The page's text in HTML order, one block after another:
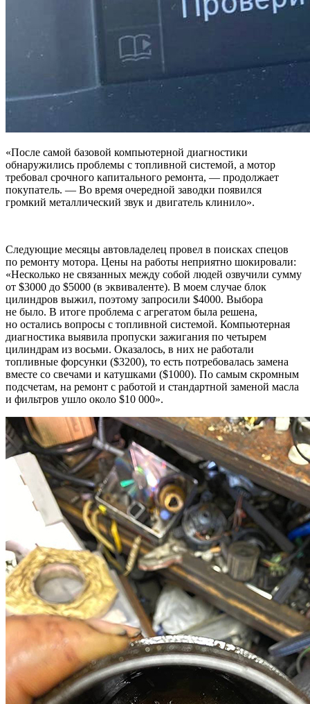
«После самой базовой компьютерной диагностики
обнаружились проблемы с топливной системой, а мотор
требовал срочного капитального ремонта, — продолжает
покупатель. — Во время очередной заводки появился
громкий металлический звук и двигатель клинило».
Следующие месяцы автовладелец провел в поисках спецов
по ремонту мотора. Цены на работы неприятно шокировали:
«Несколько не связанных между собой людей озвучили сумму
от $3000 до $5000 (в эквиваленте). В моем случае блок
цилиндров выжил, поэтому запросили $4000. Выбора
не было. В итоге проблема с агрегатом была решена,
но остались вопросы с топливной системой. Компьютерная
диагностика выявила пропуски зажигания по четырем
цилиндрам из восьми. Оказалось, в них не работали
топливные форсунки ($3200), то есть потребовалась замена
вместе со свечами и катушками ($1000). По самым скромным
подсчетам, на ремонт с работой и стандартной заменой масла
и фильтров ушло около $10 000».